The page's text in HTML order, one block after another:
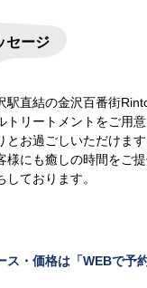
セージ
駅直結の金沢百番街
トリートメントをご用意
とお過ごしいただけま
様にも癒しの時間をご提
ております。
ス・価格は「WEBで予